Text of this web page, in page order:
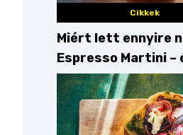
Cikkek
Miért lett ennyire
Espresso Martini –
enni mellé?